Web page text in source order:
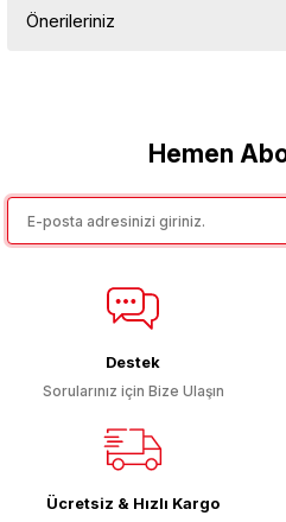
Önerileriniz
Görüş ve önerileriniz için teşekkür
Ürün resmi kalitesiz, bozuk veya
Ürün fiyatı diğer sitelerden daha
Hemen
Destek
Sorularınız için Bize Ulaşın
Ücretsiz & Hızlı Kargo